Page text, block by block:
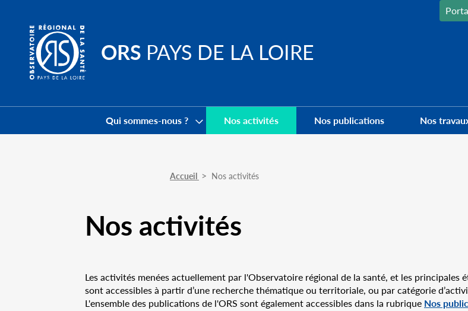
content
ORS PAYS DE LA LOIRE
Navigation
Qui sommes-nous ? Nos activités Nos publications Nos
Accueil Nos activités
Nos activités
Les activités menées actuellement par l'Observatoire régional de la santé, et les
sont accessibles à partir d’une recherche thématique ou territoriale, ou par catégorie
L'ensemble des publications de l'ORS sont également accessibles dans la rubrique Nos